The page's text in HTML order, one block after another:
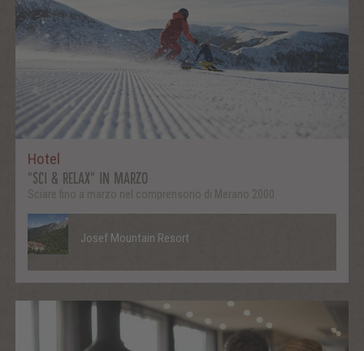
Hotel
"SCI & RELAX" IN MARZO
Sciare fino a marzo nel comprensorio di Merano 2000
Josef Mountain Resort